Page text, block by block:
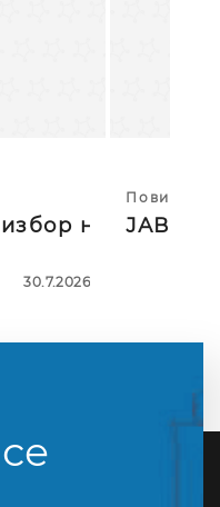
на тројца
30.7.2026
Повици
ЈАВЕН